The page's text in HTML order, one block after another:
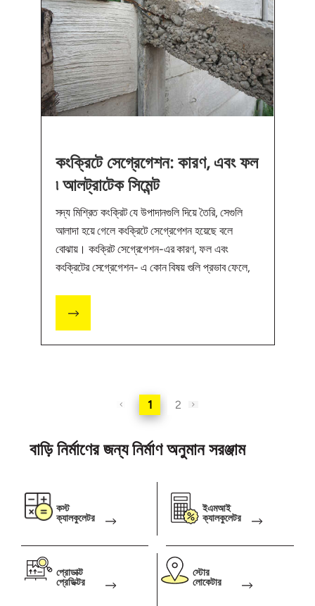
কংক্রিটে সেগ্রেগেশন: কারণ, এবং ফল
৷ আলট্রাটেক সিমেন্ট
সদ্য মিশ্রিত কংক্রিট যে উপাদানগুলি দিয়ে তৈরি, সেগুলি
আলাদা হয়ে গেলে কংক্রিটে সেগ্রেগেশন হয়েছে বলে
বোঝায়। কংক্রিট সেগ্রেগেশন-এর কারণ, ফল এবং
কংক্রিটের সেগ্রেগেশন- এ কোন বিষয় গুলি প্রভাব ফেলে,
1 2
বাড়ি নির্মাণের জন্য নির্মাণ অনুমান সরঞ্জাম
কস্ট
ক্যালকুলেটর
ইএমআই
ক্যালকুলেটর
প্রোডাক্ট
প্রেডিক্টর
স্টোর
লোকেটার